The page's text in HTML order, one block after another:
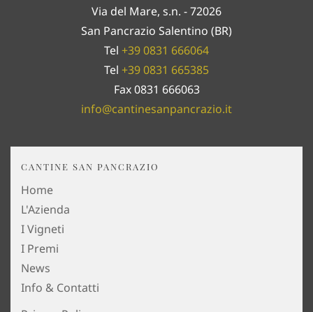
Via del Mare, s.n. - 72026
San Pancrazio Salentino (BR)
Tel +39 0831 666064
Tel +39 0831 665385
Fax 0831 666063
info@cantinesanpancrazio.it
CANTINE SAN PANCRAZIO
Home
L'Azienda
I Vigneti
I Premi
News
Info & Contatti